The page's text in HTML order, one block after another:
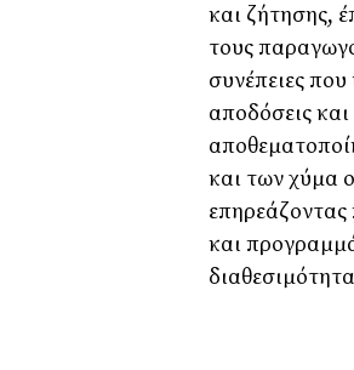
και ζήτησης,
τους
συνέπειες
αποδόσεις
και των χύμα
και